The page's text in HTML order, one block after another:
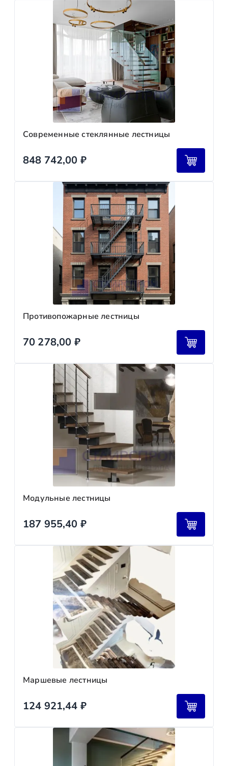
Современные стеклянные лестницы
848 742,00 ₽
Противопожарные лестницы
70 278,00 ₽
Модульные лестницы
187 955,40 ₽
Маршевые лестницы
124 921,44 ₽